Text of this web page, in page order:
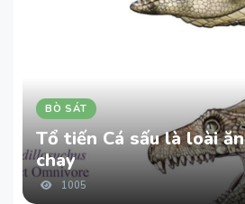
BÒ SÁT
Tổ tiến Cá sấu là loài ăn
chay
1005